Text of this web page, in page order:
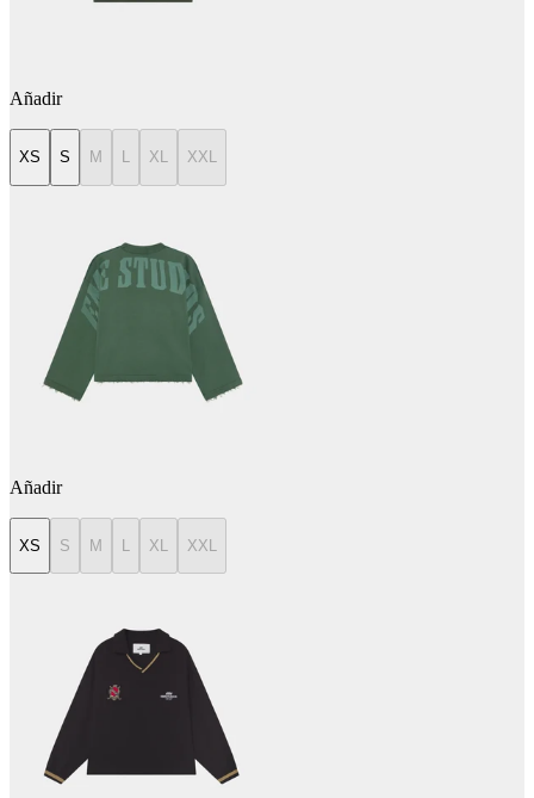
Añadir
XS S M L XL XXL
Añadir
XS S M L XL XXL